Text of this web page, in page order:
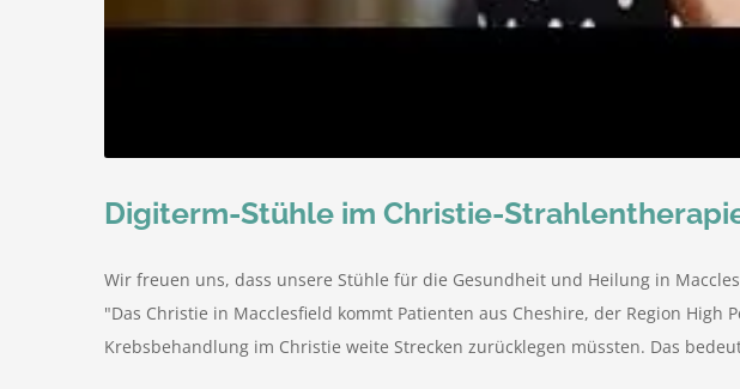
Digiterm-Stühle im Christie-
Wir freuen uns, dass unsere Stühle für die Gesundheit und Heilung in
"Das Christie in Macclesfield kommt Patienten aus Cheshire, der Region
Krebsbehandlung im Christie weite Strecken zurücklegen müssten. Das